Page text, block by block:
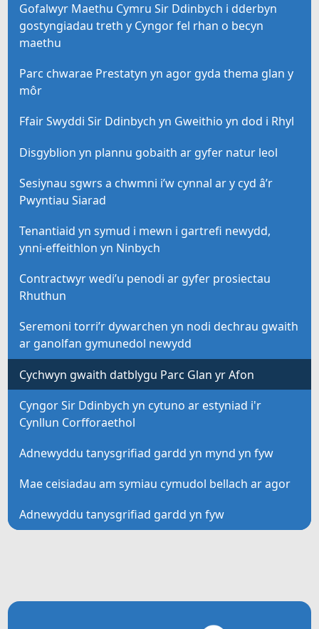
Gofalwyr Maethu Cymru Sir Ddinbych i dderbyn
gostyngiadau treth y Cyngor fel rhan o becyn
maethu
Parc chwarae Prestatyn yn agor gyda thema glan y
môr
Ffair Swyddi Sir Ddinbych yn Gweithio yn dod i Rhyl
Disgyblion yn plannu gobaith ar gyfer natur leol
Sesiynau sgwrs a chwmni i’w cynnal ar y cyd â’r
Pwyntiau Siarad
Tenantiaid yn symud i mewn i gartrefi newydd,
ynni-effeithlon yn Ninbych
Contractwyr wedi’u penodi ar gyfer prosiectau
Rhuthun
Seremoni torri’r dywarchen yn nodi dechrau gwaith
ar ganolfan gymunedol newydd
Cychwyn gwaith datblygu Parc Glan yr Afon
Cyngor Sir Ddinbych yn cytuno ar estyniad i'r
Cynllun Corfforaethol
Adnewyddu tanysgrifiad gardd yn mynd yn fyw
Mae ceisiadau am symiau cymudol bellach ar agor
Adnewyddu tanysgrifiad gardd yn fyw